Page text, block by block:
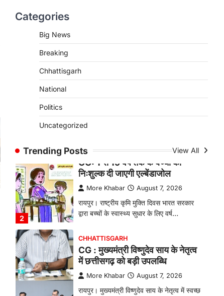
Categories
Big News
Breaking
Chhattisgarh
National
Politics
Uncategorized
Trending Posts View All
CG: छिपली की दीदियों का कमाल,
बकरी पालन से बढ़ी आय और मजबूत
More Khabar August 7, 2026
रायपुर। ग्रामीण महिलाओं को आर्थिक रूप से
सशक्त बनाने की दिशा में जिले के नगरी…
2
CHHATTISGARH
CG: 1 से 19 वर्ष तक के बच्चों को
निःशुल्क दी जाएगी एल्बेंडाजोल
More Khabar August 7, 2026
रायपुर। राष्ट्रीय कृमि मुक्ति दिवस भारत सरकार
द्वारा बच्चों के स्वास्थ्य सुधार के लिए वर्ष…
CHHATTISGARH
CG : मुख्यमंत्री विष्णुदेव साय के नेतृत्व
में छत्तीसगढ़ को बड़ी उपलब्धि
More Khabar August 7, 2026
रायपुर। मुख्यमंत्री विष्णुदेव साय के नेतृत्व में स्वच्छ